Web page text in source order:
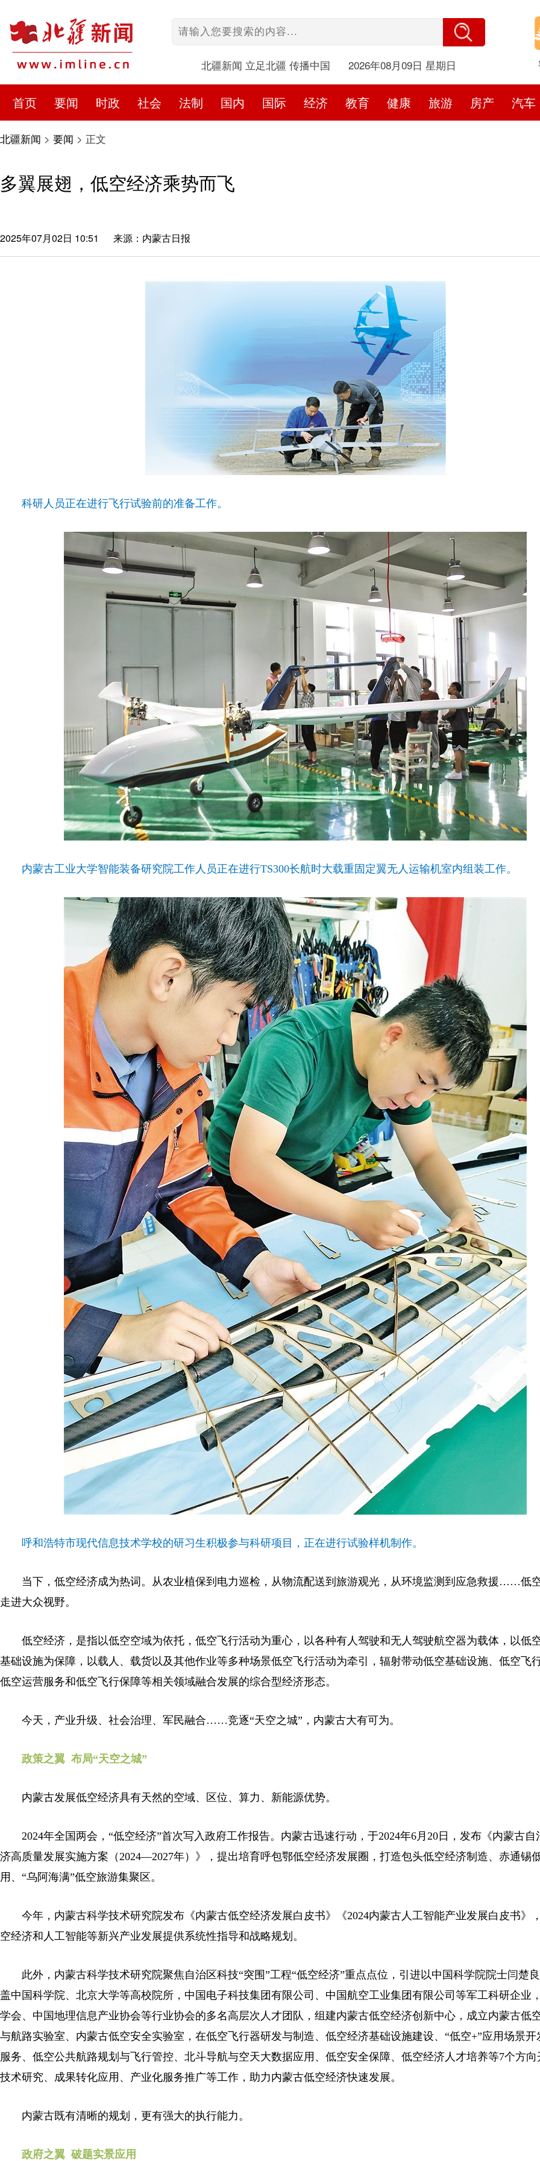
北疆新闻 立足北疆 传播中国 2026年08月09日 星期日
首页 要闻 时政 社会 法制 国内 国际 经济 教育 健康 旅游 房产 汽车
北疆新闻 > 要闻 > 正文
多翼展翅，低空经济乘势而飞
2025年07月02日 10:51 来源：内蒙古日报
科研人员正在进行飞行试验前的准备工作。
内蒙古工业大学智能装备研究院工作人员正在进行TS300长航时大载重固定翼无人运输机室内组装工作。
呼和浩特市现代信息技术学校的研习生积极参与科研项目，正在进行试验样机制作。
当下，低空经济成为热词。从农业植保到电力巡检，从物流配送到旅游观光，从环境监测到应急救援……低
走进大众视野。
低空经济，是指以低空空域为依托，低空飞行活动为重心，以各种有人驾驶和无人驾驶航空器为载体，以低
基础设施为保障，以载人、载货以及其他作业等多种场景低空飞行活动为牵引，辐射带动低空基础设施、低空飞行
低空运营服务和低空飞行保障等相关领域融合发展的综合型经济形态。
今天，产业升级、社会治理、军民融合……竞逐“天空之城”，内蒙古大有可为。
政策之翼 布局“天空之城”
内蒙古发展低空经济具有天然的空域、区位、算力、新能源优势。
2024年全国两会，“低空经济”首次写入政府工作报告。内蒙古迅速行动，于2024年6月20日，发布《内蒙古自
济高质量发展实施方案（2024—2027年）》，提出培育呼包鄂低空经济发展圈，打造包头低空经济制造、赤通锡
用、“乌阿海满”低空旅游集聚区。
今年，内蒙古科学技术研究院发布《内蒙古低空经济发展白皮书》《2024内蒙古人工智能产业发展白皮书》
空经济和人工智能等新兴产业发展提供系统性指导和战略规划。
此外，内蒙古科学技术研究院聚焦自治区科技“突围”工程“低空经济”重点点位，引进以中国科学院院士闫楚
盖中国科学院、北京大学等高校院所，中国电子科技集团有限公司、中国航空工业集团有限公司等军工科研企业
学会、中国地理信息产业协会等行业协会的多名高层次人才团队，组建内蒙古低空经济创新中心，成立内蒙古低
与航路实验室、内蒙古低空安全实验室，在低空飞行器研发与制造、低空经济基础设施建设、“低空+”应用场景开
服务、低空公共航路规划与飞行管控、北斗导航与空天大数据应用、低空安全保障、低空经济人才培养等7个方
技术研究、成果转化应用、产业化服务推广等工作，助力内蒙古低空经济快速发展。
内蒙古既有清晰的规划，更有强大的执行能力。
政府之翼 破题实景应用